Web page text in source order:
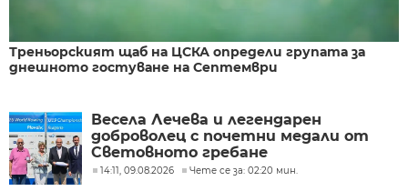
Треньорският щаб на ЦСКА определи групата за
днешното гостуване на Септември
Весела Лечева и легендарен
доброволец с почетни медали от
Световното гребане
14:11, 09.08.2026 Чете се за: 02:20 мин.